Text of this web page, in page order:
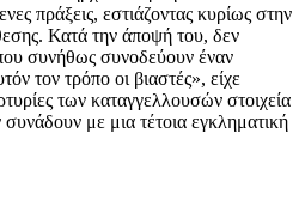
πράξεις, εστιάζοντας κυρίως στην
Κατά την άποψή του, δεν
συνήθως συνοδεύουν έναν
τον τρόπο οι βιαστές», είχε
των καταγγελλουσών στοιχεία
με μια τέτοια εγκληματική